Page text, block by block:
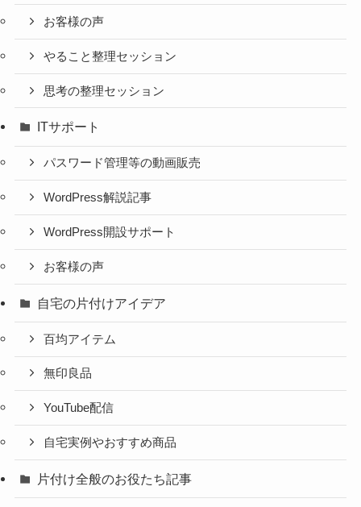
お客様の声
やること整理セッション
思考の整理セッション
ITサポート
パスワード管理等の動画販売
WordPress解説記事
WordPress開設サポート
お客様の声
自宅の片付けアイデア
百均アイテム
無印良品
YouTube配信
自宅実例やおすすめ商品
片付け全般のお役たち記事